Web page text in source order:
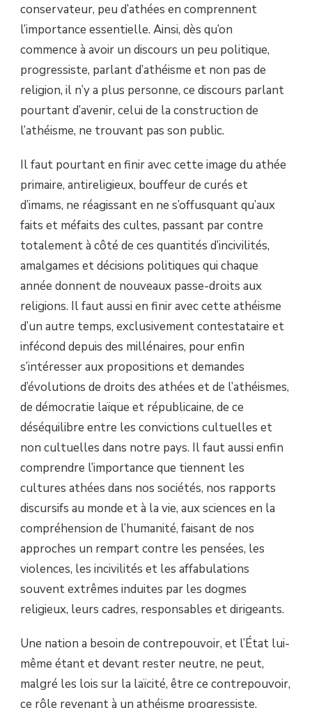
conservateur, peu d’athées en comprennent
l’importance essentielle. Ainsi, dès qu’on
commence à avoir un discours un peu politique,
progressiste, parlant d’athéisme et non pas de
religion, il n’y a plus personne, ce discours parlant
pourtant d’avenir, celui de la construction de
l’athéisme, ne trouvant pas son public.
Il faut pourtant en finir avec cette image du athée
primaire, antireligieux, bouffeur de curés et
d’imams, ne réagissant en ne s’offusquant qu’aux
faits et méfaits des cultes, passant par contre
totalement à côté de ces quantités d’incivilités,
amalgames et décisions politiques qui chaque
année donnent de nouveaux passe-droits aux
religions. Il faut aussi en finir avec cette athéisme
d’un autre temps, exclusivement contestataire et
infécond depuis des millénaires, pour enfin
s’intéresser aux propositions et demandes
d’évolutions de droits des athées et de l’athéismes,
de démocratie laïque et républicaine, de ce
déséquilibre entre les convictions cultuelles et
non cultuelles dans notre pays. Il faut aussi enfin
comprendre l’importance que tiennent les
cultures athées dans nos sociétés, nos rapports
discursifs au monde et à la vie, aux sciences en la
compréhension de l’humanité, faisant de nos
approches un rempart contre les pensées, les
violences, les incivilités et les affabulations
souvent extrêmes induites par les dogmes
religieux, leurs cadres, responsables et dirigeants.
Une nation a besoin de contrepouvoir, et l’État lui-
même étant et devant rester neutre, ne peut,
malgré les lois sur la laïcité, être ce contrepouvoir,
ce rôle revenant à un athéisme progressiste,